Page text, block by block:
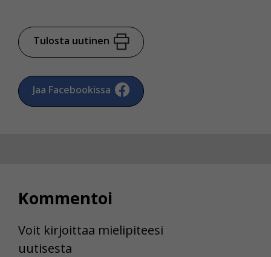
Tulosta uutinen
Jaa Facebookissa
Kommentoi
Voit kirjoittaa mielipiteesi
uutisesta